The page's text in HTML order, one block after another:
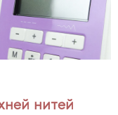
нитей